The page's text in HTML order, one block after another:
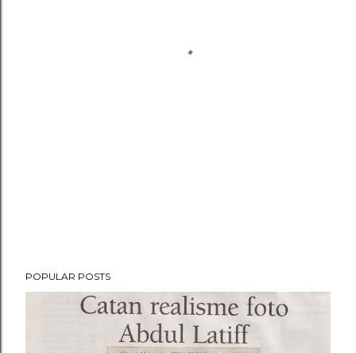
POPULAR POSTS